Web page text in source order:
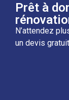
Prêt à
N’attendez
un devis